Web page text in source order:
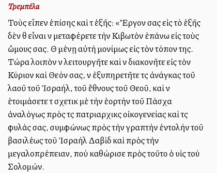
Τρεμπέλα
Τοὺς εἶπεν ἐπίσης καὶ τὰ ἑξῆς: «Ἔργον σας εἰς τὸ ἑξῆς
δὲν θὰ εἶναι νὰ μεταφέρετε τὴν Κιβωτὸν ἐπάνω εἰς τοὺς
ὤμους σας. Θὰ μένῃ αὐτὴ μονίμως εἰς τὸν τόπον της.
Τώρα λοιπὸν νὰ λειτουργῆτε καὶ νὰ διακονῆτε εἰς τὸν
Κύριον καὶ Θεόν σας, νὰ ἐξυπηρετῆτε τὰς ἀνάγκας τοῦ
λαοῦ τοῦ Ἰσραήλ, τοῦ ἔθνους τοῦ Θεοῦ, καὶ νὰ
ἑτοιμάσετε τὰ σχετικὰ μὲ τὴν ἑορτὴν τοῦ Πάσχα
ἀναλόγως πρὸς τὰς πατριαρχικὰς οἰκογενείας καὶ τὰς
φυλάς σας, συμφώνως πρὸς τὴν γραπτὴν ἐντολὴν τοῦ
βασιλέως τοῦ Ἰσραὴλ Δαβὶδ καὶ πρὸς τὴν
μεγαλοπρέπειαν, ποὺ καθώρισε πρὸς τοῦτο ὁ υἱς τού
Σολομών.